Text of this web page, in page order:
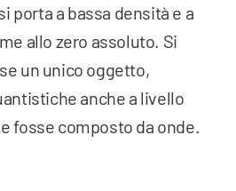
porta a bassa densità e a
allo zero assoluto. Si
un unico oggetto,
anche a livello
fosse composto da onde.